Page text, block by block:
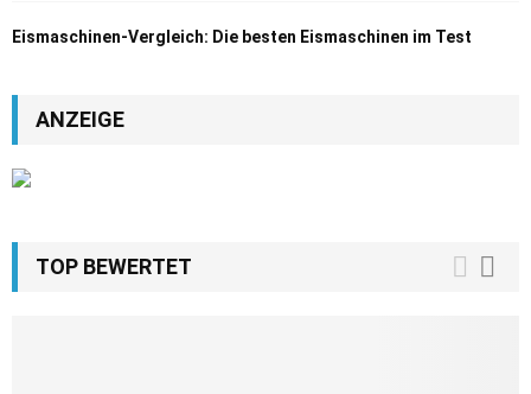
Eismaschinen-Vergleich: Die besten Eismaschinen im Test
ANZEIGE
TOP BEWERTET